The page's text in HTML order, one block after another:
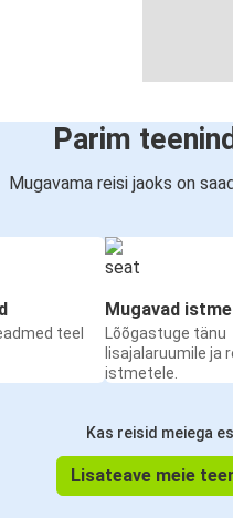
Parim
Mugavama reisi jaoks on
teel
Mugavad
Lõõgastuge tänu
lisajalaruumile ja
istmetele.
Kas reisid meiega
Lisateave meie